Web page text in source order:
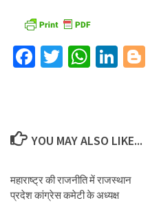
Facebook
Twitter
YOU MAY ALSO LIKE...
महाराष्ट्र की राजनीति में राजस्थान
प्रदेश कांग्रेस कमेटी के अध्यक्ष